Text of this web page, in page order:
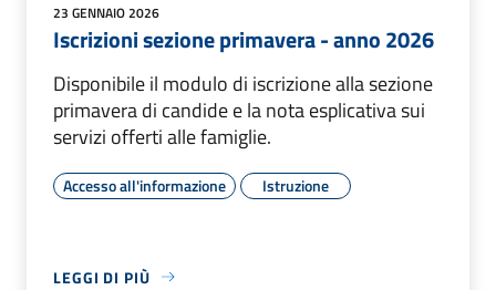
23 GENNAIO 2026
Iscrizioni sezione primavera - anno 2026
Disponibile il modulo di iscrizione alla sezione
primavera di candide e la nota esplicativa sui
servizi offerti alle famiglie.
Accesso all'informazione Istruzione
LEGGI DI PIÙ